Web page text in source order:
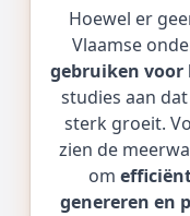
Hoewel er
Vlaamse
gebruiken
studies aan
sterk groeit.
zien de
om
genereren en